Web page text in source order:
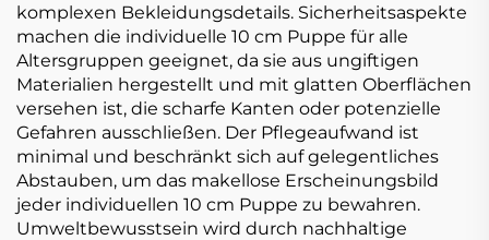
komplexen Bekleidungsdetails. Sicherheitsaspekte
machen die individuelle 10 cm Puppe für alle
Altersgruppen geeignet, da sie aus ungiftigen
Materialien hergestellt und mit glatten Oberflächen
versehen ist, die scharfe Kanten oder potenzielle
Gefahren ausschließen. Der Pflegeaufwand ist
minimal und beschränkt sich auf gelegentliches
Abstauben, um das makellose Erscheinungsbild
jeder individuellen 10 cm Puppe zu bewahren.
Umweltbewusstsein wird durch nachhaltige